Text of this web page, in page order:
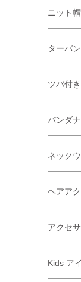
ニット
ターバ
ツバ付
バンダ
ネック
ヘアア
アクセ
Kids ア